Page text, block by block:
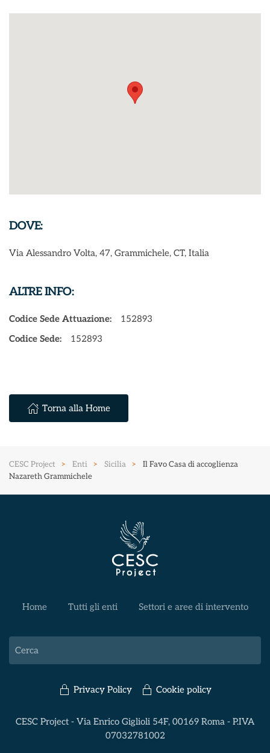
DOVE:
Via Alessandro Volta, 47, Grammichele, CT, Italia
ALTRE INFO:
Codice Sede Attuazione:
152893
Codice Sede:
152893
Torna alla Home
CESC Project Enti Sicilia
Il Favo Casa di accoglienza
Nazareth Grammichele
Home Tutti gli enti Settori e aree di intervento
Privacy Policy Cookie policy
CESC Project - Via Enrico Giglioli 54F, 00169 Roma - P.IVA
07032781002